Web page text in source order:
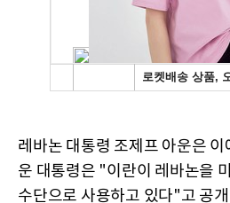
레바논 대통령 조제프 아운은
운 대통령은 "이란이 레바논을
수단으로 사용하고 있다"고 공